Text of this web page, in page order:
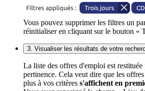
Vous pouvez supprimer les filtres un
réinitialiser en cliquant sur le bouton «
3. Visualiser les résultats de votre
La liste des offres d'emploi est restituée
pertinence. Cela veut dire que les
plus à vos critères s'affichent en